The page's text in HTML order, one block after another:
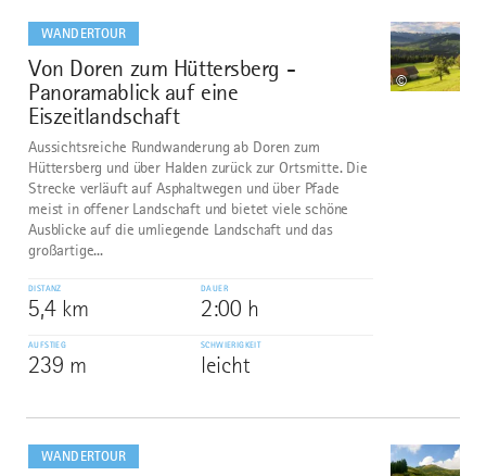
WANDERTOUR
9
Von Doren zum Hüttersberg -
Panoramablick auf eine
Eiszeitlandschaft
©
Aussichtsreiche Rundwanderung ab Doren zum
Hüttersberg und über Halden zurück zur Ortsmitte. Die
Strecke verläuft auf Asphaltwegen und über Pfade
meist in offener Landschaft und bietet viele schöne
Ausblicke auf die umliegende Landschaft und das
großartige...
DISTANZ
5,4 km
DAUER
2:00 h
AUFSTIEG
239 m
SCHWIERIGKEIT
leicht
dazu
WANDERTOUR
dazu